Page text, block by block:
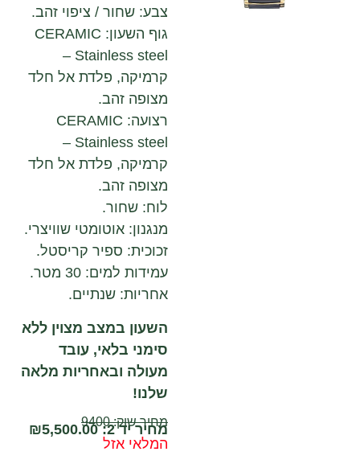
צבע: שחור / ציפוי זהב.
גוף השעון: CERAMIC
Stainless steel –
קרמיקה, פלדת אל חלד
מצופה זהב.
רצועה: CERAMIC
Stainless steel –
קרמיקה, פלדת אל חלד
מצופה זהב.
לוח: שחור.
מנגנון: אוטומטי שוויצרי.
זכוכית: ספיר קריסטל.
עמידות למים: 30 מטר.
אחריות: שנתיים.
השעון במצב מצוין ללא
סימני בלאי, עובד
מעולה ובאחריות מלאה
שלנו!
מחיר שוק: 9400
מחיר יד 2: ₪5,500.00
המלאי אזל